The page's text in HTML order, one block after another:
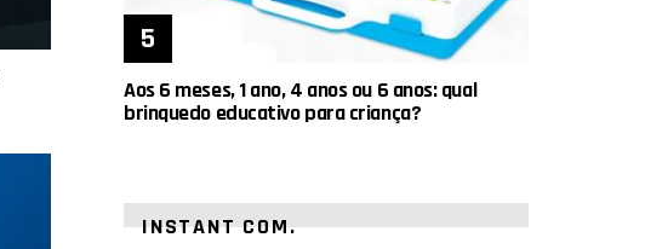
Aos 6 meses, 1 ano, 4 anos ou 6 anos: qual
brinquedo educativo para criança?
INSTANT COM.